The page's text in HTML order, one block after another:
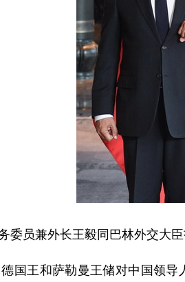
委员兼外长王毅同巴林外交大
国王和萨勒曼王储对中国领